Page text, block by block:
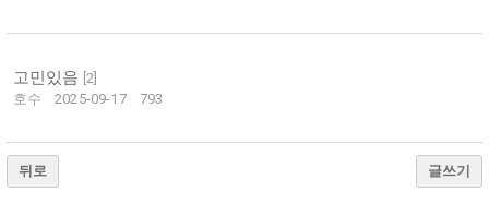
고민있음 2]
호수
2025-09-17 793
뒤로 글쓰기